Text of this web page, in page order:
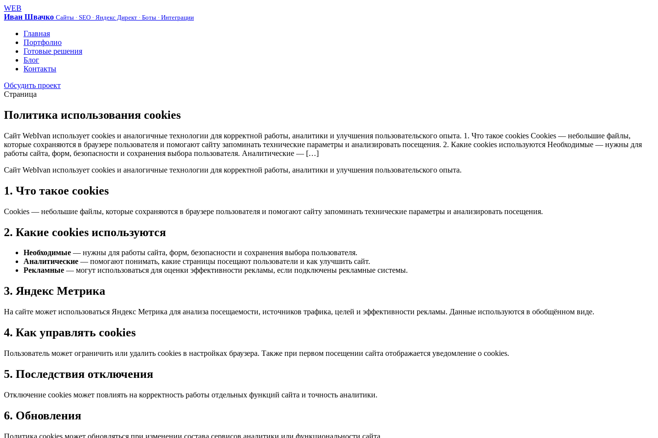
WEB
Иван Швачко Сайты · SEO · Яндекс Директ · Боты · Интеграции
Главная
Портфолио
Готовые решения
Блог
Контакты
Обсудить проект
Страница
Политика использования cookies
Сайт WebIvan использует cookies и аналогичные технологии для корректной работы, аналитики и улучшения пользовательского опыта. 1. Что такое cookies Cookies — небольшие файлы,
которые сохраняются в браузере пользователя и помогают сайту запоминать технические параметры и анализировать посещения. 2. Какие cookies используются Необходимые — нужны для
работы сайта, форм, безопасности и сохранения выбора пользователя. Аналитические — […]
Сайт WebIvan использует cookies и аналогичные технологии для корректной работы, аналитики и улучшения пользовательского опыта.
1. Что такое cookies
Cookies — небольшие файлы, которые сохраняются в браузере пользователя и помогают сайту запоминать технические параметры и анализировать посещения.
2. Какие cookies используются
Необходимые — нужны для работы сайта, форм, безопасности и сохранения выбора пользователя.
Аналитические — помогают понимать, какие страницы посещают пользователи и как улучшить сайт.
Рекламные — могут использоваться для оценки эффективности рекламы, если подключены рекламные системы.
3. Яндекс Метрика
На сайте может использоваться Яндекс Метрика для анализа посещаемости, источников трафика, целей и эффективности рекламы. Данные используются в обобщённом виде.
4. Как управлять cookies
Пользователь может ограничить или удалить cookies в настройках браузера. Также при первом посещении сайта отображается уведомление о cookies.
5. Последствия отключения
Отключение cookies может повлиять на корректность работы отдельных функций сайта и точность аналитики.
6. Обновления
Политика cookies может обновляться при изменении состава сервисов аналитики или функциональности сайта.